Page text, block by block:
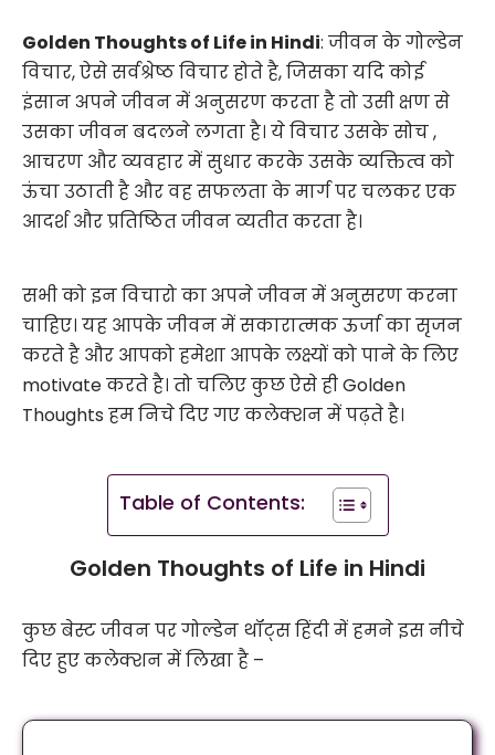
Golden Thoughts of Life in Hindi: जीवन के गोल्डेन
विचार, ऐसे सर्वश्रेष्ठ विचार होते है, जिसका यदि कोई
इंसान अपने जीवन में अनुसरण करता है तो उसी क्षण से
उसका जीवन बदलने लगता है। ये विचार उसके सोच ,
आचरण और व्यवहार में सुधार करके उसके व्यक्तित्व को
ऊंचा उठाती है और वह सफलता के मार्ग पर चलकर एक
आदर्श और प्रतिष्ठित जीवन व्यतीत करता है।
सभी को इन विचारो का अपने जीवन में अनुसरण करना
चाहिए। यह आपके जीवन में सकारात्मक ऊर्जा का सृजन
करते है और आपको हमेशा आपके लक्ष्यों को पाने के लिए
motivate करते है। तो चलिए कुछ ऐसे ही Golden
Thoughts हम निचे दिए गए कलेक्शन में पढ़ते है।
Table of Contents:
Golden Thoughts of Life in Hindi
कुछ बेस्ट जीवन पर गोल्डेन थॉट्स हिंदी में हमने इस नीचे
दिए हुए कलेक्शन में लिखा है –